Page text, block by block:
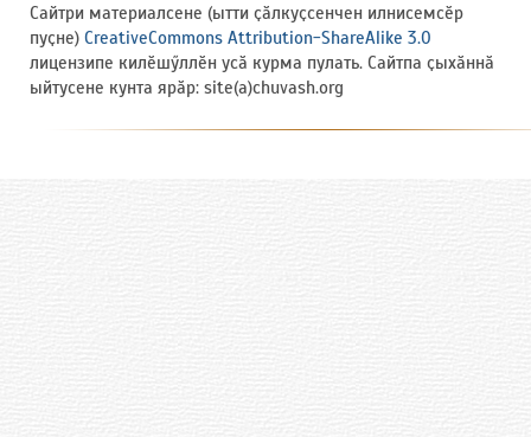
Сайтри материалсене (ытти ҫӑлкуҫсенчен илнисемсӗр
пуҫне) CreativeCommons Attribution-ShareAlike 3.0
лицензипе килӗшӳллӗн усӑ курма пулать. Сайтпа ҫыхӑннӑ
ыйтусене кунта ярӑр: site(a)chuvash.org